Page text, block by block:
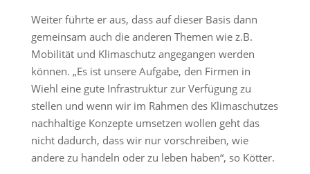
Weiter führte er aus, dass auf dieser Basis dann
gemeinsam auch die anderen Themen wie z.B.
Mobilität und Klimaschutz angegangen werden
können. „Es ist unsere Aufgabe, den Firmen in
Wiehl eine gute Infrastruktur zur Verfügung zu
stellen und wenn wir im Rahmen des Klimaschutzes
nachhaltige Konzepte umsetzen wollen geht das
nicht dadurch, dass wir nur vorschreiben, wie
andere zu handeln oder zu leben haben“, so Kötter.